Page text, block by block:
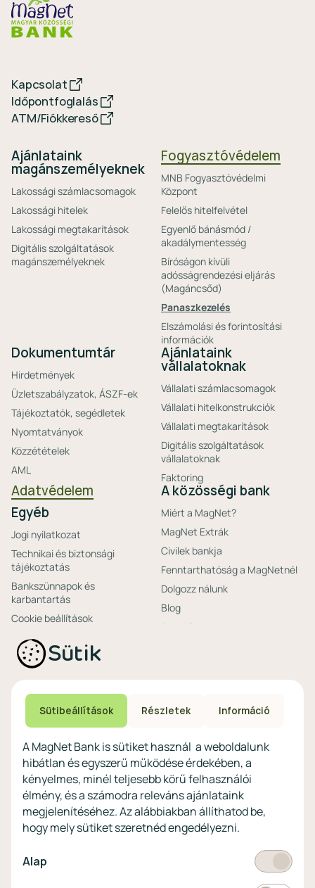
Kapcsolat
Időpontfoglalás
ATM/Fiókkereső
Ajánlataink
magánszemélyeknek
Lakossági számlacsomagok
Lakossági hitelek
Lakossági megtakarítások
Digitális szolgáltatások
magánszemélyeknek
Fogyasztóvédelem
MNB Fogyasztóvédelmi
Központ
Felelős hitelfelvétel
Egyenlő bánásmód /
akadálymentesség
Bíróságon kívüli
adósságrendezési eljárás
(Magáncsőd)
Panaszkezelés
Elszámolási és forintosítási
információk
Dokumentumtár
Hirdetmények
Üzletszabályzatok, ÁSZF-ek
Tájékoztatók, segédletek
Nyomtatványok
Közzétételek
AML
Ajánlataink
vállalatoknak
Vállalati számlacsomagok
Vállalati hitelkonstrukciók
Vállalati megtakarítások
Digitális szolgáltatások
vállalatoknak
Faktoring
Adatvédelem
Egyéb
Jogi nyilatkozat
Technikai és biztonsági
tájékoztatás
Bankszünnapok és
karbantartás
Cookie beállítások
A közösségi bank
Miért a MagNet?
MagNet Extrák
Civilek bankja
Fenntarthatóság a MagNetnél
Dolgozz nálunk
Blog
Friss hírek
Ajánlataink non-
profitoknak
számlacsomagok
Megtakarítások non-
profitoknak
Digitális szolgáltatások non-
profitoknak
eszközökön
Vértezze fel magát a
kibercsalásokkal
szemben!
Látogasson el a KiberPajzs
honlapra!
Sütik
Sütibeállítások Részletek Információ
A MagNet Bank is sütiket használ a weboldalunk
hibátlan és egyszerű működése érdekében, a
kényelmes, minél teljesebb körű felhasználói
élmény, és a számodra releváns ajánlataink
megjelenítéséhez. Az alábbiakban állíthatod be,
hogy mely sütiket szeretnéd engedélyezni.
Alap Kötelező